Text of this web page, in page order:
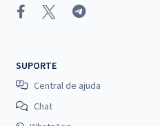
SUPORTE
Central de ajuda
Chat